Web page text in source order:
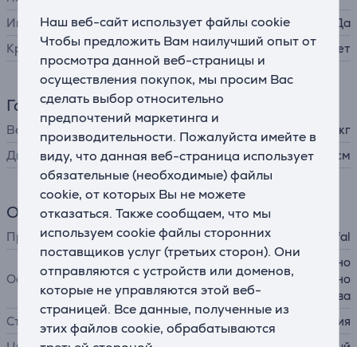
Наш веб-сайт использует файлы cookie
Чтобы предложить Вам наилучший опыт от
просмотра данной веб-страницы и
осуществления покупок, мы просим Вас
сделать выбор относительно
предпочтений маркетинга и
производительности. Пожалуйста имейте в
виду, что данная веб-страница использует
обязательные (необходимые) файлы
cookie, от которых Вы не можете
отказаться. Также сообщаем, что мы
используем cookie файлы сторонних
поставщиков услуг (третьих сторон). Они
отправляются с устройств или доменов,
которые не управляются этой веб-
страницей. Все данные, полученные из
этих файлов cookie, обрабатываются
Индикатор температуры
Да
Крышка в комплекте
Нет
Габариты
Вес
0,805 кг
Диаметр
24 см
Общий параметр
Производитель Tefal
Особенности
керамическое антипригарно
е покрытие, край для удобно
го слива
Страна производства
Франция